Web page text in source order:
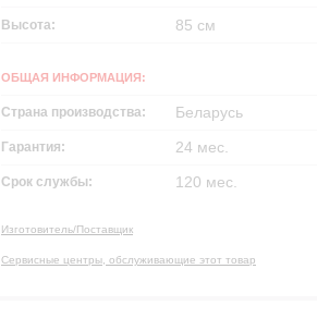
Высота: 85 см
ОБЩАЯ ИНФОРМАЦИЯ:
Страна производства: Беларусь
Гарантия: 24 мес.
Срок службы: 120 мес.
Изготовитель/Поставщик
Сервисные центры, обслуживающие этот товар